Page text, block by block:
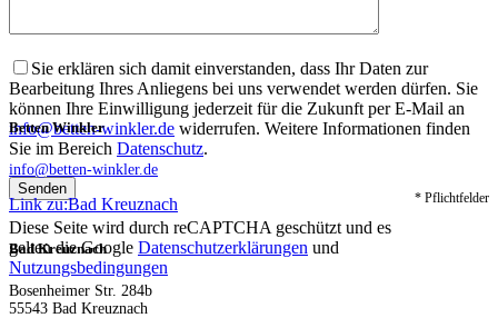
Sie erklären sich damit einverstanden, dass Ihr Daten zur
Bearbeitung Ihres Anliegens bei uns verwendet werden dürfen. Sie
können Ihre Einwilligung jederzeit für die Zukunft per E-Mail an
info@betten-winkler.de widerrufen. Weitere Informationen finden
Sie im Bereich Datenschutz.
* Pflichtfelder
Diese Seite wird durch reCAPTCHA geschützt und es
gelten die Google Datenschutzerklärungen und
Nutzungsbedingungen
Betten Winkler
info@betten-winkler.de
Link zu:Bad Kreuznach
Bad Kreuznach
Bosenheimer Str. 284b
55543 Bad Kreuznach